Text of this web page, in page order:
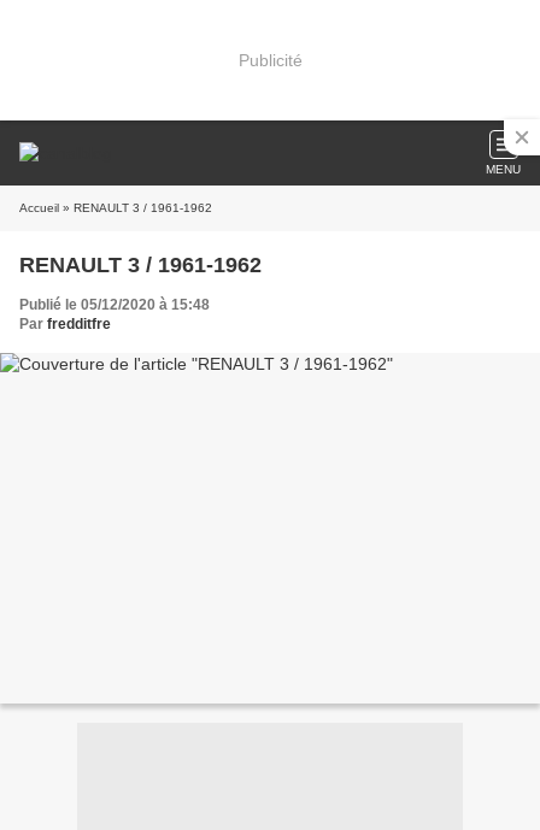
Publicité
MENU
Accueil » RENAULT 3 / 1961-1962
RENAULT 3 / 1961-1962
Publié le 05/12/2020 à 15:48
Par fredditfre